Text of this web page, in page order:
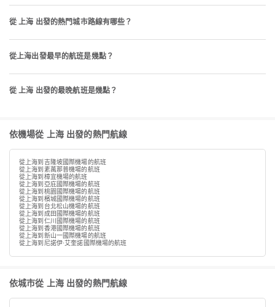
從 上海 出發的熱門城市路線有哪些？
從上海出發最早的航班是幾點？
從 上海 出發的最晚航班是幾點？
依機場從 上海 出發的熱門航線
從上海到吉隆坡國際機場的航班
從上海到素萬那普機場的航班
從上海到樟宜機場的航班
從上海到亞庇國際機場的航班
從上海到桃園國際機場的航班
從上海到檳城國際機場的航班
從上海到台北松山機場的航班
從上海到成田國際機場的航班
從上海到仁川國際機場的航班
從上海到香港國際機場的航班
從上海到新山一國際機場的航班
從上海到尼諾伊·艾奎諾國際機場的航班
依城市從 上海 出發的熱門航線